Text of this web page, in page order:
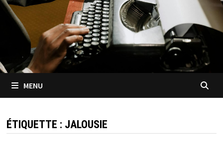
MENU
ÉTIQUETTE : JALOUSIE